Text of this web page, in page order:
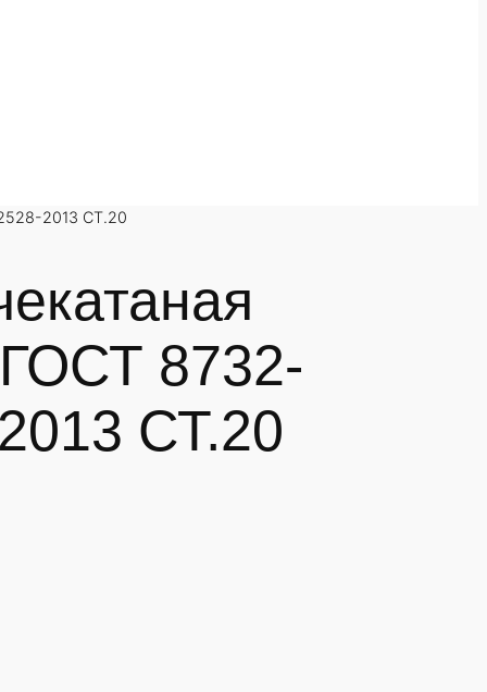
2013 СТ.20
8732-
СТ.20